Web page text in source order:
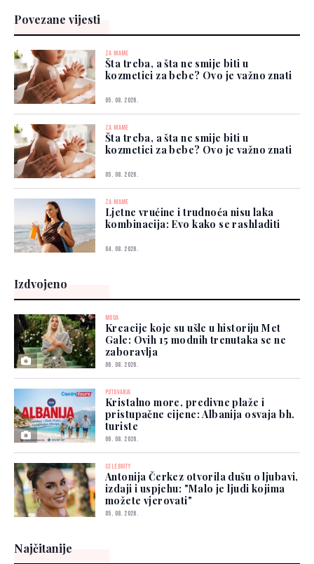
Povezane vijesti
ZA MAME
Šta treba, a šta ne smije biti u
kozmetici za bebe? Ovo je važno znati
05. 08. 2026.
ZA MAME
Šta treba, a šta ne smije biti u
kozmetici za bebe? Ovo je važno znati
05. 08. 2026.
ZA MAME
Ljetne vrućine i trudnoća nisu laka
kombinacija: Evo kako se rashladiti
04. 08. 2026.
Izdvojeno
MODA
Kreacije koje su ušle u historiju Met
Gale: Ovih 15 modnih trenutaka se ne
zaboravlja
06. 08. 2026.
PUTOVANJA
Kristalno more, predivne plaže i
pristupačne cijene: Albanija osvaja bh.
turiste
06. 08. 2026.
CELEBRITY
Antonija Čerkez otvorila dušu o ljubavi,
izdaji i uspjehu: "Malo je ljudi kojima
možete vjerovati"
05. 08. 2026.
Najčitanije